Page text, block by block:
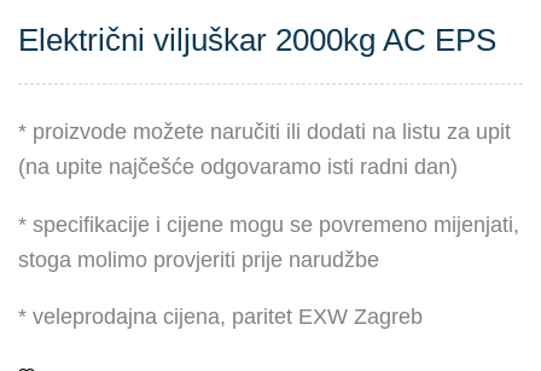
Električni viljuškar 2000kg AC EPS
* proizvode možete naručiti ili dodati na listu za upit
(na upite najčešće odgovaramo isti radni dan)
* specifikacije i cijene mogu se povremeno mijenjati,
stoga molimo provjeriti prije narudžbe
* veleprodajna cijena, paritet EXW Zagreb